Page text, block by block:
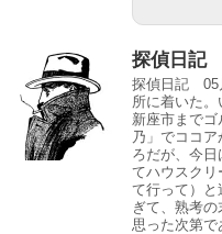
探偵日記
探偵日記 05
所に着いた
新座市まで
乃」でココ
ろだが、今
てハウスクリ
て行って）と
ぎて、熟考
思った次第で